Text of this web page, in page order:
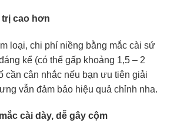
trị cao hơn
loại, chi phí niềng bằng mắc cài sứ
kể (có thể gấp khoảng 1,5 – 2
cần cân nhắc nếu bạn ưu tiên giải
vẫn đảm bảo hiệu quả chỉnh nha.
cài dày, dễ gây cộm